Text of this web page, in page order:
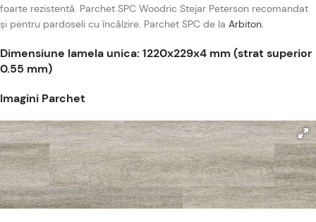
foarte rezistentă. Parchet SPC Woodric Stejar Peterson recomandat
și pentru pardoseli cu încălzire. Parchet SPC de la Arbiton.
Dimensiune lamela unica: 1220x229x4 mm (strat superior
0.55 mm)
Imagini Parchet